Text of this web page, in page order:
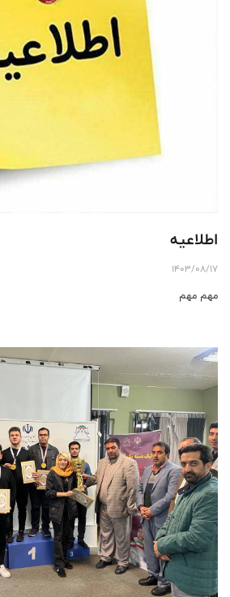
اطلاعیه
1403/08/17
مهم مهم